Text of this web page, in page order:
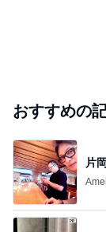
おすすめの
片